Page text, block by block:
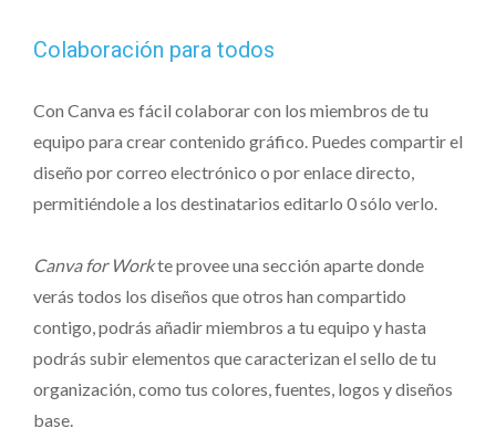
Colaboración para todos
Con Canva es fácil colaborar con los miembros de tu
equipo para crear contenido gráfico. Puedes compartir el
diseño por correo electrónico o por enlace directo,
permitiéndole a los destinatarios editarlo 0 sólo verlo.
Canva for Workte provee una sección aparte donde
verás todos los diseños que otros han compartido
contigo, podrás añadir miembros a tu equipo y hasta
podrás subir elementos que caracterizan el sello de tu
organización, como tus colores, fuentes, logos y diseños
base.